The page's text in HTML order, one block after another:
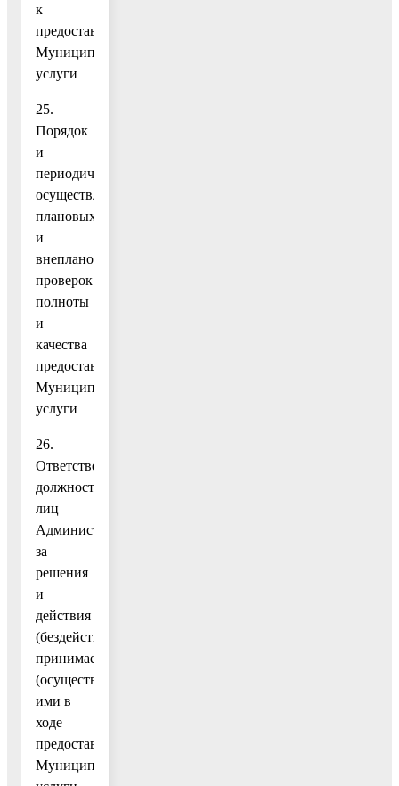
к
предоставлению
Муниципальной
услуги
25.
Порядок
и
периодичность
осуществления
плановых
и
внеплановых
проверок
полноты
и
качества
предоставления
Муниципальной
услуги
26.
Ответственность
должностных
лиц
Администрации
за
решения
и
действия
(бездействие),
принимаемые
(осуществляемые)
ими в
ходе
предоставления
Муниципальной